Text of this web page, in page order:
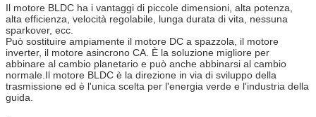
Il motore BLDC ha i vantaggi di piccole dimensioni, alta potenza,
alta efficienza, velocità regolabile, lunga durata di vita, nessuna
sparkover, ecc.
Può sostituire ampiamente il motore DC a spazzola, il motore
inverter, il motore asincrono CA. È la soluzione migliore per
abbinare al cambio planetario e può anche abbinarsi al cambio
normale.Il motore BLDC è la direzione in via di sviluppo della
trasmissione ed è l'unica scelta per l'energia verde e l'industria della
guida.